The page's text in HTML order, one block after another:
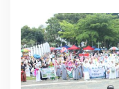
S
e
m
a
n
g